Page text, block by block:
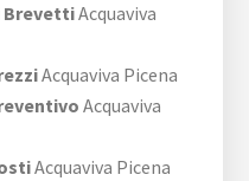
BrevettiAcquaviva
Acquaviva Picena
Acquaviva
Acquaviva Picena